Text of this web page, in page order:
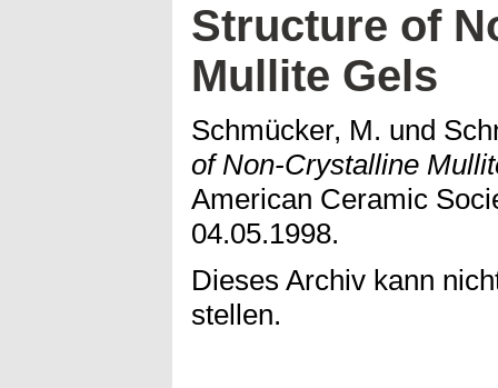
Structure of
Mullite Gels
Schmücker, M. und
of Non-Crystalline
American Ceramic
04.05.1998.
Dieses Archiv kann
stellen.